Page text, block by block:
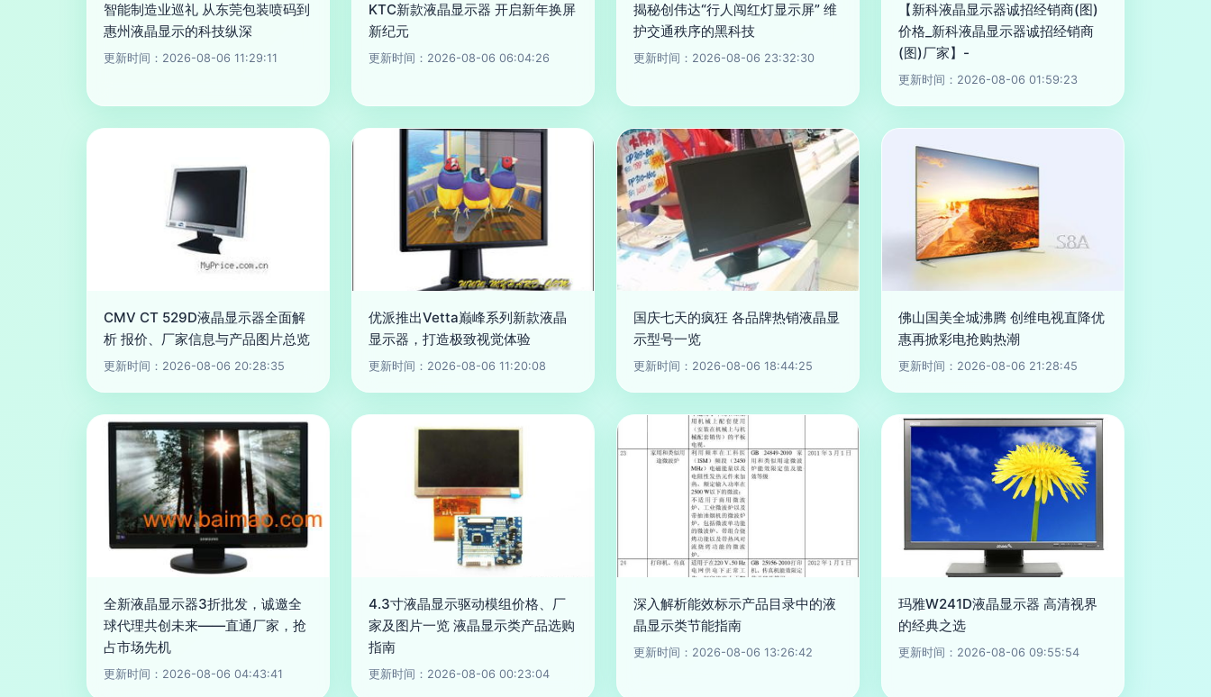
智能制造业巡礼 从东莞包装喷码到
惠州液晶显示的科技纵深
更新时间：2026-08-06 11:29:11
KTC新款液晶显示器 开启新年换屏
新纪元
更新时间：2026-08-06 06:04:26
揭秘创伟达“行人闯红灯显示屏” 维
护交通秩序的黑科技
更新时间：2026-08-06 23:32:30
【新科液晶显示器诚招经销商(图)
价格_新科液晶显示器诚招经销商
(图)厂家】-
更新时间：2026-08-06 01:59:23
CMV CT 529D液晶显示器全面解
析 报价、厂家信息与产品图片总览
更新时间：2026-08-06 20:28:35
优派推出Vetta巅峰系列新款液晶
显示器，打造极致视觉体验
更新时间：2026-08-06 11:20:08
国庆七天的疯狂 各品牌热销液晶显
示型号一览
更新时间：2026-08-06 18:44:25
佛山国美全城沸腾 创维电视直降优
惠再掀彩电抢购热潮
更新时间：2026-08-06 21:28:45
全新液晶显示器3折批发，诚邀全
球代理共创未来——直通厂家，抢
占市场先机
更新时间：2026-08-06 04:43:41
4.3寸液晶显示驱动模组价格、厂
家及图片一览 液晶显示类产品选购
指南
更新时间：2026-08-06 00:23:04
深入解析能效标示产品目录中的液
晶显示类节能指南
更新时间：2026-08-06 13:26:42
玛雅W241D液晶显示器 高清视界
的经典之选
更新时间：2026-08-06 09:55:54